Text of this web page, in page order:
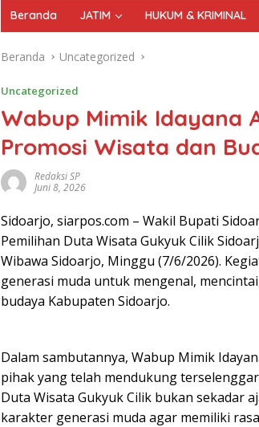
Beranda JATIM HUKUM & KRIMINAL
Beranda Uncategorized
Uncategorized
Wabup Mimik Idayana
Promosi Wisata dan
Redaksi SP
Juni 8, 2026
Sidoarjo, siarpos.com – Wakil Bupati
Pemilihan Duta Wisata Gukyuk Cilik
Wibawa Sidoarjo, Minggu (7/6/2026).
generasi muda untuk mengenal,
budaya Kabupaten Sidoarjo.
Dalam sambutannya, Wabup Mimik
pihak yang telah mendukung
Duta Wisata Gukyuk Cilik bukan sekadar
karakter generasi muda agar memiliki